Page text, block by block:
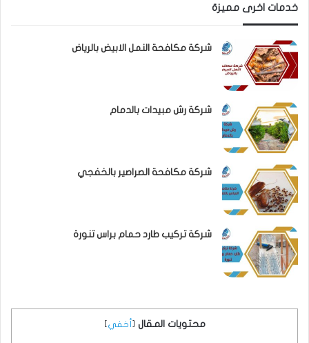
خدمات اخرى مميزة
شركة مكافحة النمل الابيض بالرياض
شركة رش مبيدات بالدمام
شركة مكافحة الصراصير بالخفجي
شركة تركيب طارد حمام براس تنورة
محتويات المقال [ أخفي]